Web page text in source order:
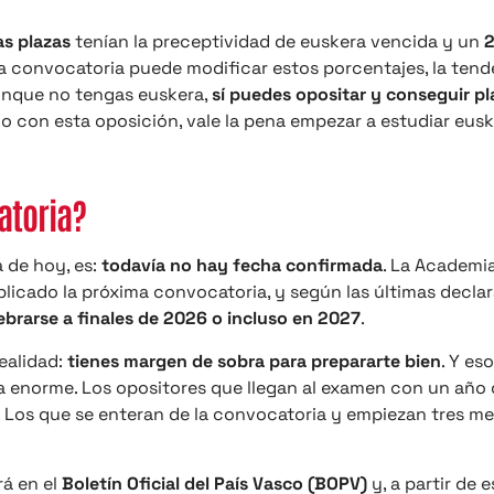
plazastenían la preceptividad de euskera vencida y un
convocatoria puede modificar estos porcentajes, la
no tengas euskera,sí puedes opositar y conseguir
con esta oposición, vale la pena empezar a estudiar
hoy, es: todavía no hay fecha confirmada. La
la próxima convocatoria, y según las últimas
a finales de 2026 o incluso en 2027.
tienes margen de sobra para prepararte bien. Y
Los opositores que llegan al examen con un año
que se enteran de la convocatoria y empiezan tres
en el Boletín Oficial del País Vasco (BOPV) y, a partir de